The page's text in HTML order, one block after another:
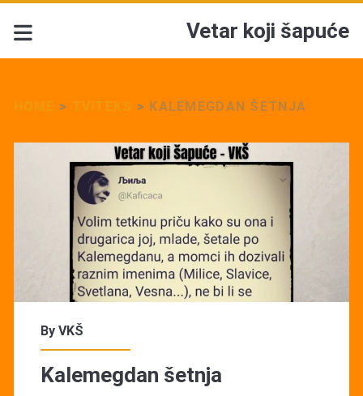
Vetar koji šapuće
> > KALEMEGDAN ŠETNJA
By VKŠ
Kalemegdan šetnja